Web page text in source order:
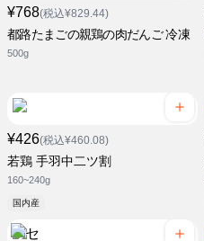
¥768(税込¥829.44)
都路たまごの親鶏の肉だんご 冷凍
500g
¥426(税込¥460.08)
若鶏 手羽中二ツ割
160~240g
国内産